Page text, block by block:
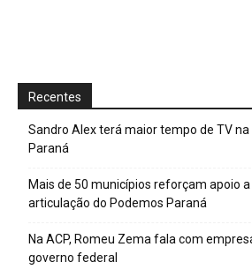
Recentes
Sandro Alex terá maior tempo de TV
Paraná
Mais de 50 municípios reforçam apoio
articulação do Podemos Paraná
Na ACP, Romeu Zema fala com
governo federal